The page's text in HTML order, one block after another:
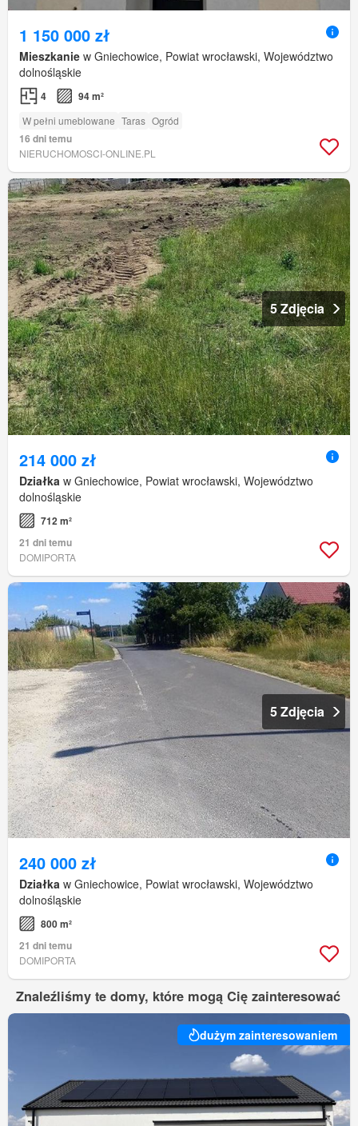
1 150 000 zł
Mieszkanie w Gniechowice, Powiat wrocławski, Województwo
dolnośląskie
4 94 m²
W pełni umeblowane Taras Ogród
16 dni temu
NIERUCHOMOSCI-ONLINE.PL
5 Zdjęcia
214 000 zł
Działka w Gniechowice, Powiat wrocławski, Województwo
dolnośląskie
712 m²
21 dni temu
DOMIPORTA
5 Zdjęcia
240 000 zł
Działka w Gniechowice, Powiat wrocławski, Województwo
dolnośląskie
800 m²
21 dni temu
DOMIPORTA
Znaleźliśmy te domy, które mogą Cię zainteresować
dużym zainteresowaniem